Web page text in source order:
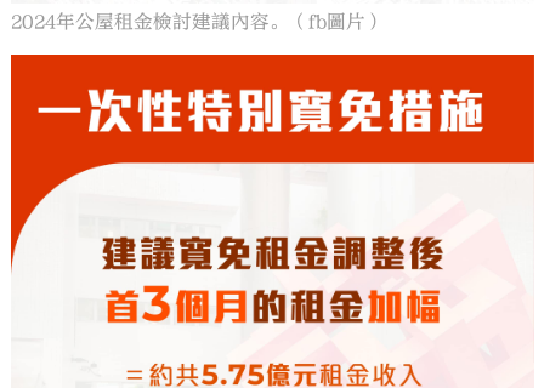
2024年公屋租金檢討建議內容。（fb圖片）